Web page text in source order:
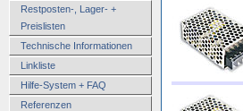
Restposten-, Lager- +
Preislisten
Technische Informationen
Linkliste
Hilfe-System + FAQ
Referenzen